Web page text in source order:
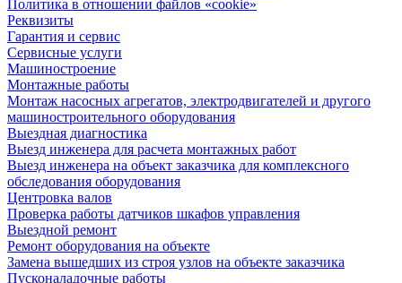
Политика в отношении файлов «cookie»
Реквизиты
Гарантия и сервис
Сервисные услуги
Машиностроение
Монтажные работы
Монтаж насосных агрегатов, электродвигателей и другого
машиностроительного оборудования
Выездная диагностика
Выезд инженера для расчета монтажных работ
Выезд инженера на объект заказчика для комплексного
обследования оборудования
Центровка валов
Проверка работы датчиков шкафов управления
Выездной ремонт
Ремонт оборудования на объекте
Замена вышедших из строя узлов на объекте заказчика
Пусконаладочные работы